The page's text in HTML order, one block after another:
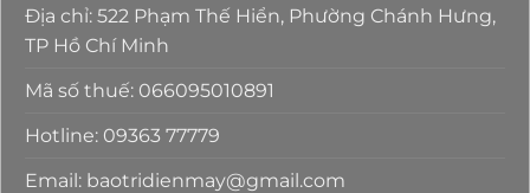
Địa chỉ: 522 Phạm Thế Hiển, Phường Chánh Hưng,
TP Hồ Chí Minh
Mã số thuế: 066095010891
Hotline: 09363 77779
Email: baotridienmay@gmail.com